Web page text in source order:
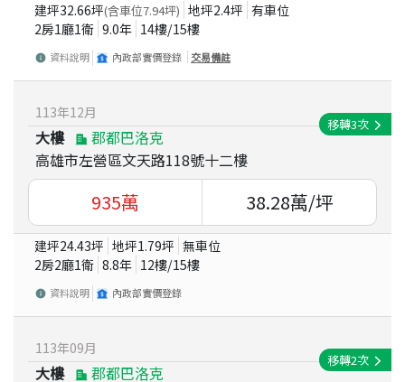
建坪32.66坪(含車位7.94坪) 地坪2.4坪 有車位
2房1廳1衛 9.0年 14樓/15樓
資料說明 內政部實價登錄 交易備註
113年12月
大樓
郡都巴洛克
高雄市左營區文天路118號十二樓
移轉3次
935萬 38.28萬/坪
建坪24.43坪 地坪1.79坪 無車位
2房2廳1衛 8.8年 12樓/15樓
資料說明 內政部實價登錄
113年09月
大樓 郡都巴洛克
移轉2次